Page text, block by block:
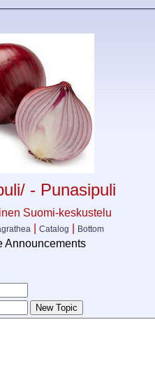
- Punasipuli
Suomi-keskustelu
Catalog Bottom
Announcements
New Topic